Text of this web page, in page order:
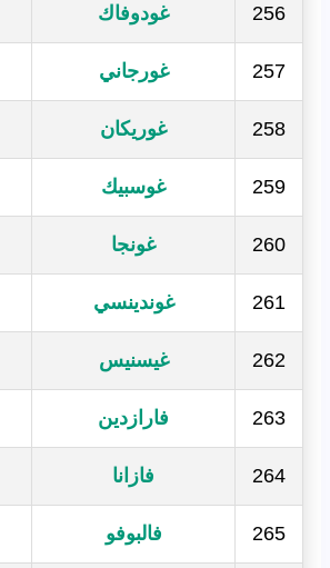
256 غودوفاك
257 غورجاني
258 غوريكان
259 غوسبيك
260 غونجا
261 غوندينسي
262 غيسنيس
263 فارازدين
264 فازانا
265 فالبوفو